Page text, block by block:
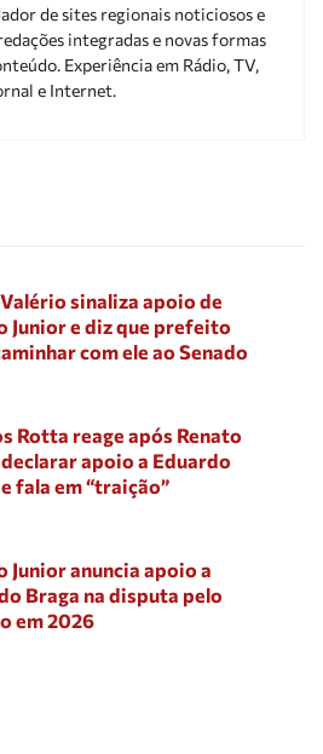
de sites regionais noticiosos e
integradas e novas formas
Experiência em Rádio, TV,
e Internet.
sinaliza apoio de
Junior e diz que prefeito
com ele ao Senado
Rotta reage após Renato
apoio a Eduardo
fala em “traição”
Junior anuncia apoio a
Braga na disputa pelo
em 2026